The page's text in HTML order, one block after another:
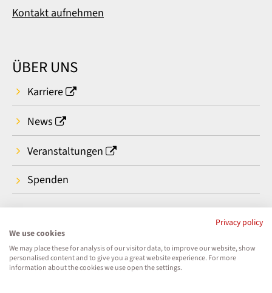
Kontakt aufnehmen
ÜBER UNS
Karriere
News
Veranstaltungen
Spenden
Privacy policy
We use cookies
We may place these for analysis of our visitor data, to improve our website, show
personalised content and to give you a great website experience. For more
information about the cookies we use open the settings.